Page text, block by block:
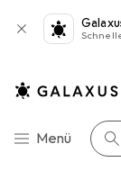
Navigation nach
Menü Suche